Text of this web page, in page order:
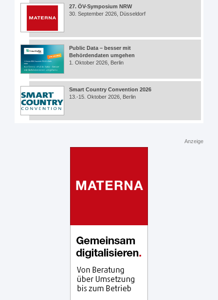
27. ÖV-Symposium NRW
30. September 2026, Düsseldorf
Public Data – besser mit
Behördendaten umgehen
1. Oktober 2026, Berlin
Smart Country Convention 2026
13.-15. Oktober 2026, Berlin
Anzeige